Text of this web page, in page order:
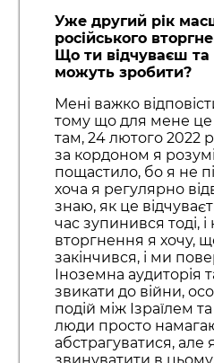
Уже другий рік
російського
Що ти відчуваєш та
можуть зробити?
Мені важко
тому що для мене це
там, 24 лютого 2022
за кордоном я
пощастило, бо я не
хоча я регулярно
знаю, як це
час зупинився тоді, і
вторгнення я хочу,
закінчився, і ми
Іноземна аудиторія
звикати до війни,
подій між Ізраїлем
люди просто
абстрагуватися, але